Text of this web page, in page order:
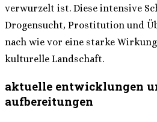
verwurzelt ist. Diese intensive
Drogensucht, Prostitution und
nach wie vor eine starke
kulturelle Landschaft.
aktuelle entwicklungen
aufbereitungen